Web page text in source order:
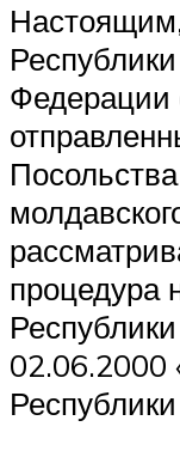
Федерации
процедура
02.06.2000